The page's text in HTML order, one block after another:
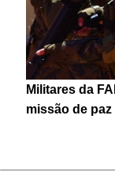
Militares da
missão de paz